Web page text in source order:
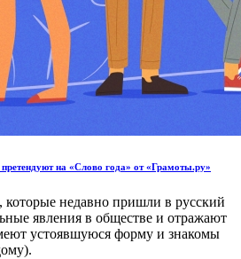
на «Слово года» от «Грамоты.ру»
недавно пришли в русский
явления в обществе и отражают
устоявшуюся форму и знакомы